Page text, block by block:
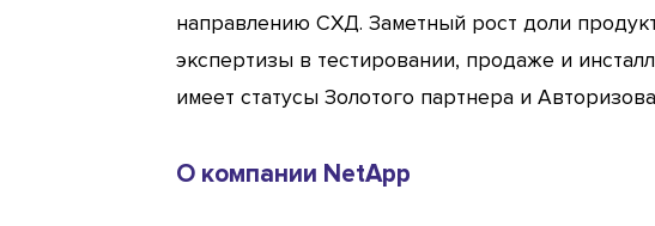
направлению СХД. Заметный рост доли
экспертизы в тестировании, продаже и
имеет статусы Золотого партнера и
О компании NetApp